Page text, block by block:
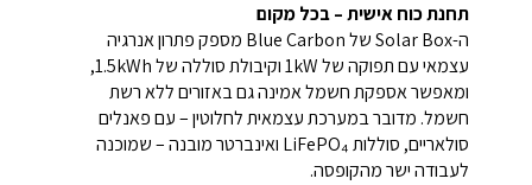
תחנת כוח אישית – בכל מקום
ה-Solar Box של Blue Carbon מספק פתרון אנרגיה
עצמאי עם תפוקה של 1kW וקיבולת סוללה של 1.5kWh,
ומאפשר אספקת חשמל אמינה גם באזורים ללא רשת
חשמל. מדובר במערכת עצמאית לחלוטין – עם פאנלים
סולאריים, סוללות LiFePO₄ ואינברטר מובנה – שמוכנה
לעבודה ישר מהקופסה.